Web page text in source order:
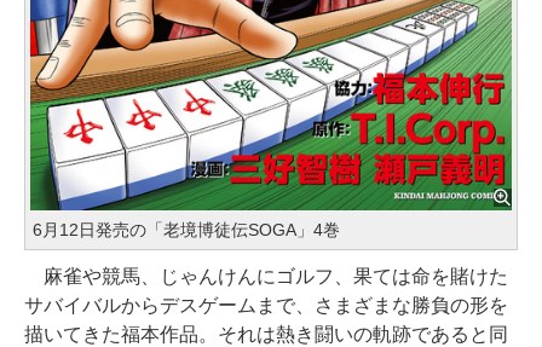
6月12日発売の「老境博徒伝SOGA」4巻
麻雀や競馬、じゃんけんにゴルフ、果ては命を賭けた
サバイバルからデスゲームまで、さまざまな勝負の形を
描いてきた福本作品。それは熱き闘いの軌跡であると同